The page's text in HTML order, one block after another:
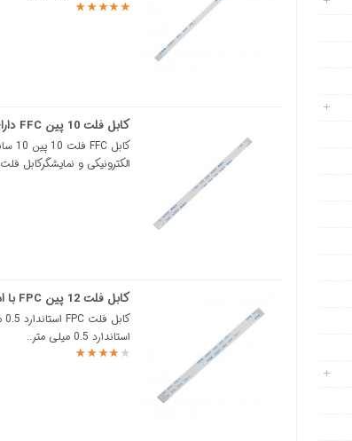
کابل فلت 10 پین FFC دارای استاندارد 0.5 میلی متری - بسته 5 عددی
الکترونیکی و نمایشگرکابل فلت 10..
کابل فلت 12 پین FPC با استاندارد 0.5 میلی متری - بسته 5 عددی
استاندارد 0.5 میلی‌ متر..